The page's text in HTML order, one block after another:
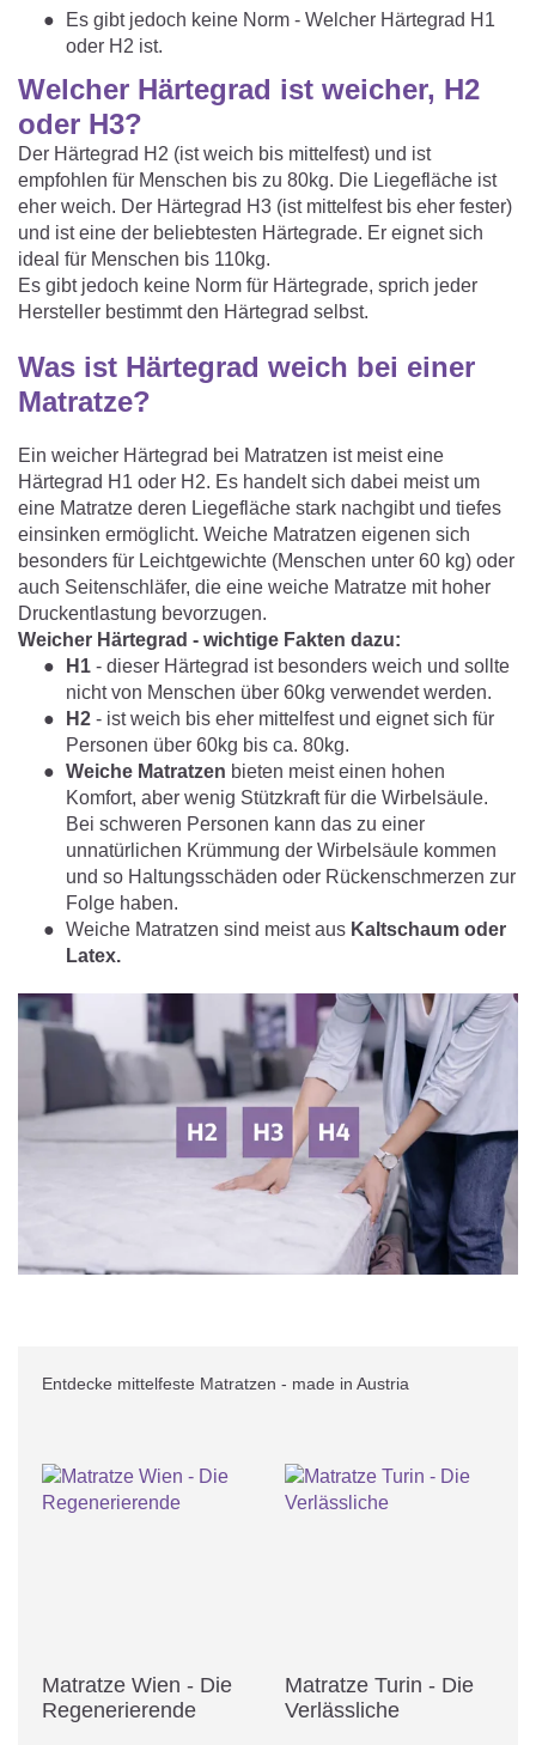
Es gibt jedoch keine Norm - Welcher Härtegrad H1
oder H2 ist.
Welcher Härtegrad ist weicher, H2
oder H3?
Der Härtegrad H2 (ist weich bis mittelfest) und ist
empfohlen für Menschen bis zu 80kg. Die Liegefläche ist
eher weich. Der Härtegrad H3 (ist mittelfest bis eher fester)
und ist eine der beliebtesten Härtegrade. Er eignet sich
ideal für Menschen bis 110kg.
Es gibt jedoch keine Norm für Härtegrade, sprich jeder
Hersteller bestimmt den Härtegrad selbst.
Was ist Härtegrad weich bei einer
Matratze?
Ein weicher Härtegrad bei Matratzen ist meist eine
Härtegrad H1 oder H2. Es handelt sich dabei meist um
eine Matratze deren Liegefläche stark nachgibt und tiefes
einsinken ermöglicht. Weiche Matratzen eigenen sich
besonders für Leichtgewichte (Menschen unter 60 kg) oder
auch Seitenschläfer, die eine weiche Matratze mit hoher
Druckentlastung bevorzugen.
Weicher Härtegrad - wichtige Fakten dazu:
H1 - dieser Härtegrad ist besonders weich und sollte
nicht von Menschen über 60kg verwendet werden.
H2 - ist weich bis eher mittelfest und eignet sich für
Personen über 60kg bis ca. 80kg.
Weiche Matratzen bieten meist einen hohen
Komfort, aber wenig Stützkraft für die Wirbelsäule.
Bei schweren Personen kann das zu einer
unnatürlichen Krümmung der Wirbelsäule kommen
und so Haltungsschäden oder Rückenschmerzen zur
Folge haben.
Weiche Matratzen sind meist aus Kaltschaum oder
Latex.
Entdecke mittelfeste Matratzen - made in Austria
Matratze Wien - Die
Regenerierende
Matratze Turin - Die
Verlässliche